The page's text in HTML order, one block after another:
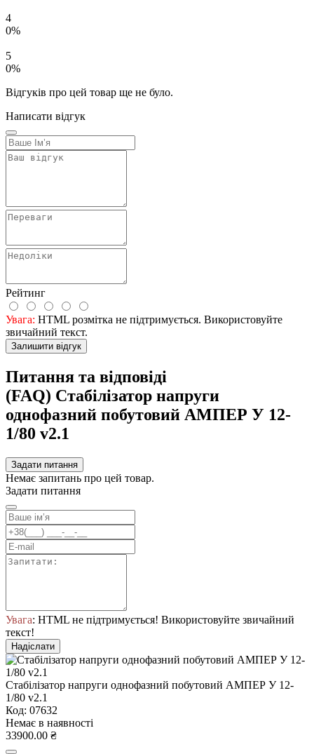
4
0%
5
0%
Відгуків про цей товар ще не було.
Написати відгук
Рейтинг
Увага: HTML розмітка не підтримується. Використовуйте
звичайний текст.
Залишити відгук
Питання та відповіді
(FAQ) Стабілізатор напруги
однофазний побутовий АМПЕР У 12-
1/80 v2.1
Задати питання
Немає запитань про цей товар.
Задати питання
Увага: HTML не підтримується! Використовуйте звичайний
текст!
Надіслати
Стабілізатор напруги однофазний побутовий АМПЕР У 12-
1/80 v2.1
Код: 07632
Немає в наявності
33900.00 ₴